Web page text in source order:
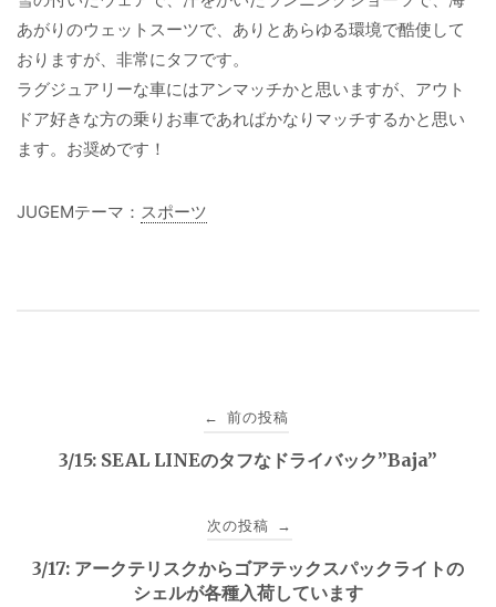
あがりのウェットスーツで、ありとあらゆる環境で酷使して
おりますが、非常にタフです。
ラグジュアリーな車にはアンマッチかと思いますが、アウト
ドア好きな方の乗りお車であればかなりマッチするかと思い
ます。お奨めです！
JUGEMテーマ： スポーツ
← 前の投稿
3/15: SEAL LINEのタフなドライバック”Baja”
次の投稿 →
3/17: アークテリスクからゴアテックスパックライトの
シェルが各種入荷しています